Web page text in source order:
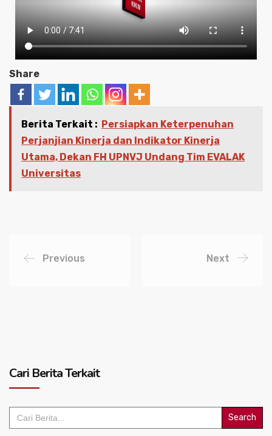
Share
Berita Terkait : Persiapkan Keterpenuhan
Perjanjian Kinerja dan Indikator Kinerja
Utama, Dekan FH UPNVJ Undang Tim EVALAK
Universitas
Previous Next
Cari Berita Terkait
Search
for: